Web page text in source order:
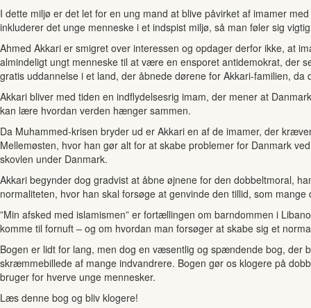
I dette miljø er det let for en ung mand at blive påvirket af imamer
inkluderer det unge menneske i et indspist miljø, så man føler sig
Ahmed Akkari er smigret over interessen og opdager derfor ikke, at
almindeligt ungt menneske til at være en ensporet antidemokrat, der
gratis uddannelse i et land, der åbnede dørene for Akkari-familien, da
Akkari bliver med tiden en indflydelsesrig imam, der mener at
kan lære hvordan verden hænger sammen.
Da Muhammed-krisen bryder ud er Akkari en af de imamer, der
Mellemøsten, hvor han gør alt for at skabe problemer for Danmark
skovlen under Danmark.
Akkari begynder dog gradvist at åbne øjnene for den dobbeltmoral,
normaliteten, hvor han skal forsøge at genvinde den tillid, som
”Min afsked med islamismen” er fortællingen om barndommen i
komme til fornuft – og om hvordan man forsøger at skabe sig et
Bogen er lidt for lang, men dog en væsentlig og spændende bog,
skræmmebillede af mange indvandrere. Bogen gør os klogere på
bruger for hverve unge mennesker.
Læs denne bog og bliv klogere!